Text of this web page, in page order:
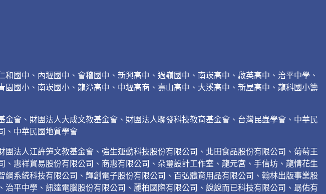
國中、內壢國中、會稽國中、新興高中、過嶺國中、南崁高中、啟英高中、治平中學、
國小、南崁國小、龍潭高中、中壢高商、壽山高中、大溪高中、新屋高中、龍科國小籌
會、財團法人大成文教基金會、財團法人聯發科技教育基金會、台灣昆蟲學會、中華民
、中華民國地質學會
法人江許笋文教基金會、強生運動科技股份有限公司、北田食品股份有限公司、葡萄王
惠祥貿易股份有限公司、商惠有限公司、朵璽設計工作室、龍元宮、手信坊、龍情花生
系統科技有限公司、輝創電子股份有限公司、百弘體育用品有限公司、翰林出版事業股
平中學、訊達電腦股份有限公司、麗柏國際有限公司、說說而已科技有限公司、勗佑有